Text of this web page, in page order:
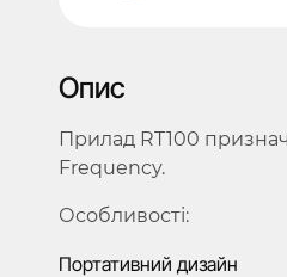
Опис
Прилад RT100
Frequency.
Особливості:
Портативний дизайн